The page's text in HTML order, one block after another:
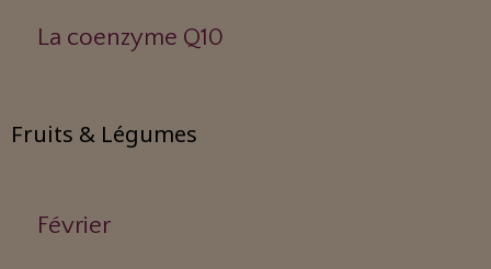
La coenzyme Q10
Fruits & Légumes
Février